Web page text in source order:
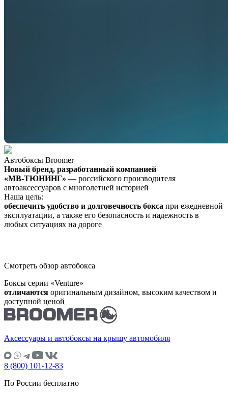
Автобоксы Broomer
Новый бренд, разработанный компанией
«МВ-ТЮНИНГ» — российского производителя
автоаксессуаров с многолетней историей
Наша цель:
обеспечить удобство и долговечность бокса при ежедневной
эксплуатации, а также его безопасность и надежность в
любых ситуациях на дороге
Смотреть обзор автобокса
Боксы серии «Venture»
отличаются оригинальным дизайном, высоким качеством и
доступной ценой
Аксессуары и автобоксы на крышу автомобиля
8 (800) 101-12-83
По России бесплатно